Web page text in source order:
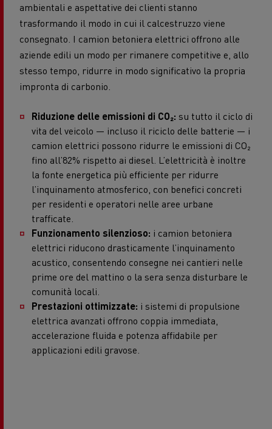
ambientali e aspettative dei clienti stanno
trasformando il modo in cui il calcestruzzo viene
consegnato. I camion betoniera elettrici offrono alle
aziende edili un modo per rimanere competitive e, allo
stesso tempo, ridurre in modo significativo la propria
impronta di carbonio.
Riduzione delle emissioni di CO₂: su tutto il ciclo di
vita del veicolo — incluso il riciclo delle batterie — i
camion elettrici possono ridurre le emissioni di CO₂
fino all’82% rispetto ai diesel. L’elettricità è inoltre
la fonte energetica più efficiente per ridurre
l’inquinamento atmosferico, con benefici concreti
per residenti e operatori nelle aree urbane
trafficate.
Funzionamento silenzioso: i camion betoniera
elettrici riducono drasticamente l’inquinamento
acustico, consentendo consegne nei cantieri nelle
prime ore del mattino o la sera senza disturbare le
comunità locali.
Prestazioni ottimizzate: i sistemi di propulsione
elettrica avanzati offrono coppia immediata,
accelerazione fluida e potenza affidabile per
applicazioni edili gravose.